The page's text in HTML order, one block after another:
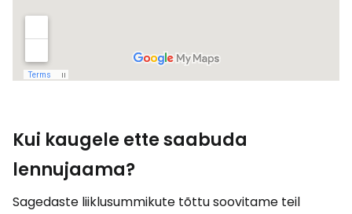
Kui kaugele ette saabuda
lennujaama?
Sagedaste liiklusummikute tõttu soovitame teil